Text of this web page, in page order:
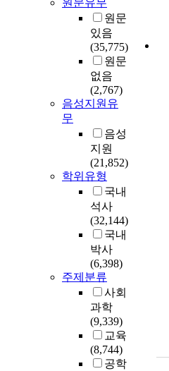
원문유무
원문
있음
(35,775)
원문
없음
(2,767)
음성지원유
무
음성
지원
(21,852)
학위유형
국내
석사
(32,144)
국내
박사
(6,398)
주제분류
사회
과학
(9,339)
교육
(8,744)
공학